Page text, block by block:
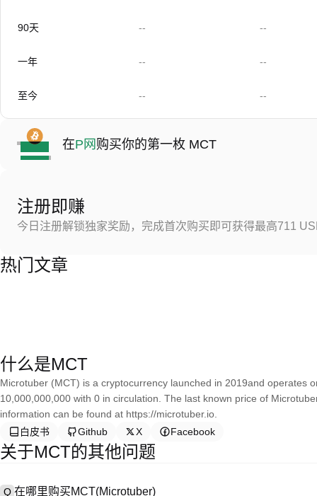
90天 -- --
一年 -- --
至今 -- --
在P网 购买你的第一枚 MCT
注册即赚
今日注册解锁独家奖励，完成首次购买即可获得最高711
热门文章
什么是MCT
Microtuber (MCT) is a cryptocurrency launched in 2019and operates
10,000,000,000 with 0 in circulation. The last known price of
information can be found at https://microtuber.io.
白皮书
Github X Facebook
关于MCT的其他问题
Q 在哪里购买MCT(Microtuber)